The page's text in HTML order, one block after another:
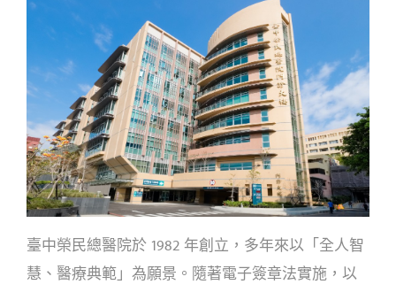
臺中榮民總醫院於 1982 年創立，多年來以「全人智
慧、醫療典範」為願景。隨著電子簽章法實施，以